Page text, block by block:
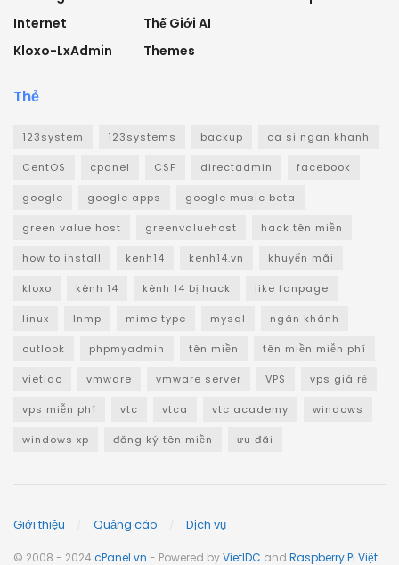
Internet
Kloxo-LxAdmin
Thế Giới AI
Themes
Thẻ
123system 123systems backup ca si ngan khanh
CentOS cpanel CSF directadmin facebook
google google apps google music beta
green value host greenvaluehost hack tên miền
how to install kenh14 kenh14.vn khuyến mãi
kloxo kênh 14 kênh 14 bị hack like fanpage
linux lnmp mime type mysql ngân khánh
outlook phpmyadmin tên miền tên miền miễn phí
vietidc vmware vmware server VPS vps giá rẻ
vps miễn phí vtc vtca vtc academy windows
windows xp đăng ký tên miền ưu đãi
Giới thiệu Quảng cáo Dịch vụ
© 2008 - 2024 cPanel.vn - Powered byVietIDC and Raspberry Pi Việt